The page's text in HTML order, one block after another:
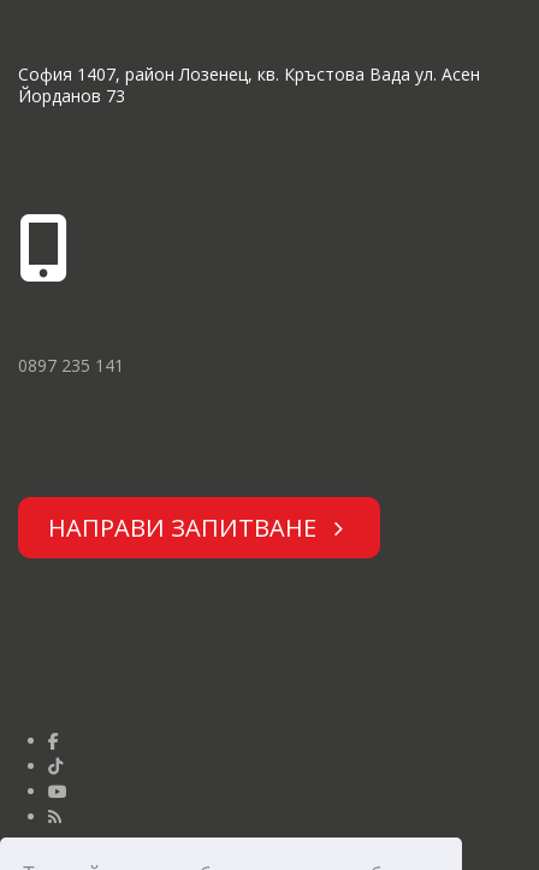
София 1407, район Лозенец, кв. Кръстова Вада ул. Асен
Йорданов 73
0897 235 141
НАПРАВИ ЗАПИТВАНЕ